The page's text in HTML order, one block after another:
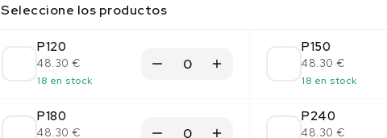
Seleccione los productos
P120
48.30 €
18 en stock
P150
48.30 €
18 en stock
P180
48.30 €
P240
48.30 €